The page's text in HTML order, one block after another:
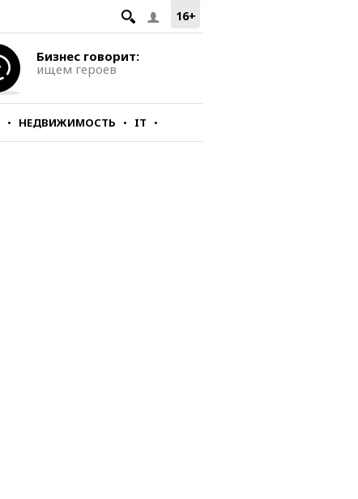
16+
Бизнес говорит:
ищем героев
НЕДВИЖИМОСТЬ IT